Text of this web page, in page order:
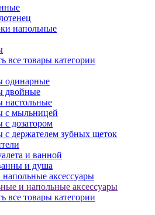
напольные
все товары категории
одинарные
двойные
настольные
с мыльницей
с дозатором
с держателем зубных щеток
и ванной
и душа
аксессуары
и напольные аксессуары
все товары категории